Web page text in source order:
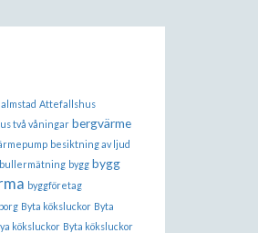
Attefallshus
två våningar bergvärme
besiktning av ljud
bullermätning bygg bygg
byggföretag
Byta köksluckor Byta
köksluckor Byta köksluckor